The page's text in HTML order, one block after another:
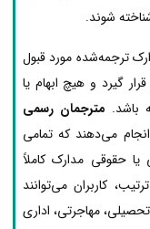
شوند.
ترجمه‌شده مورد قبول
گیرد و هیچ ابهام یا
باشد. مترجمان رسمی
می‌دهند که تمامی
حقوقی مدارک کاملاً
کاربران می‌توانند
مهاجرتی، اداری